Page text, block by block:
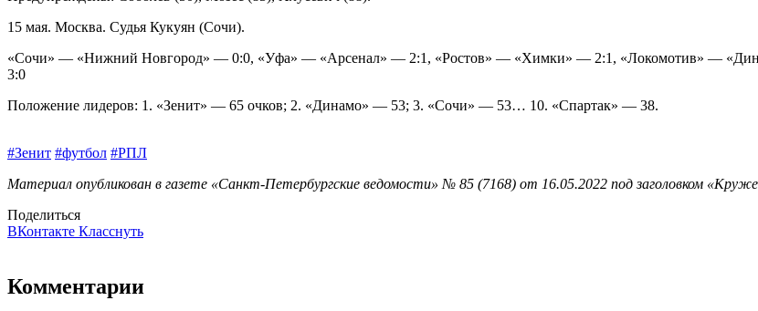
15 мая. Москва. Судья Кукуян (Сочи).
«Сочи» — «Нижний Новгород» — 0:0, «Уфа» — «Арсенал» — 2:1, «Ростов» — «Химки» — 2:1, «Локомотив» —
3:0
Положение лидеров: 1. «Зенит» — 65 очков; 2. «Динамо» — 53; 3. «Сочи» — 53… 10. «Спартак» — 38.
#Зенит #футбол #РПЛ
Материал опубликован в газете «Санкт-Петербургские ведомости» № 85 (7168) от 16.05.2022 под заголовком
Поделиться
ВКонтакте Класснуть
Комментарии